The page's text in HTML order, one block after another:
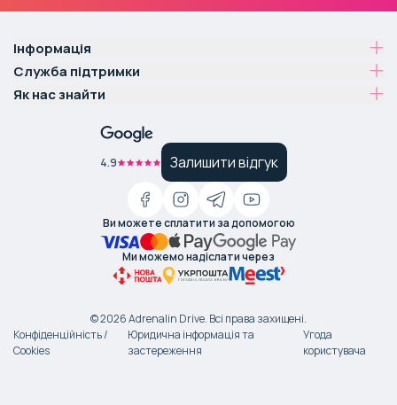
Інформація
Служба підтримки
Як нас знайти
4.9 Залишити відгук
Ви можете сплатити за допомогою
Ми можемо надіслати через
©2026Adrenalin Drive. Всі права захищені.
Конфіденційність /
Cookies
Юридична інформація та
застереження
Угода
користувача